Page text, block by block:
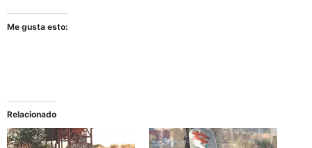
Me gusta esto:
Relacionado